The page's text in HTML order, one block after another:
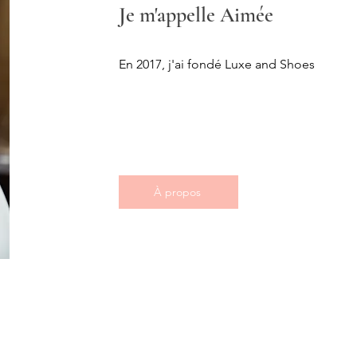
Je m'appelle Aimée
En 2017, j'ai fondé Luxe and Shoes
À propos